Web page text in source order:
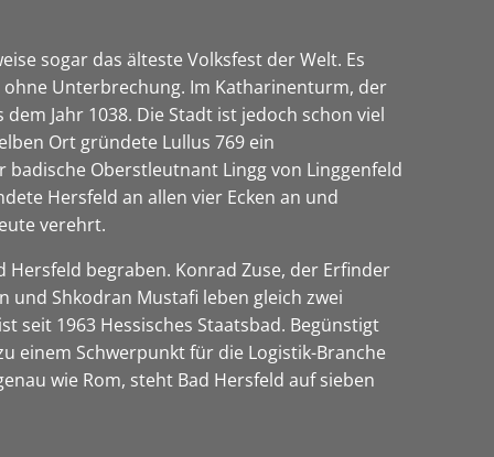
sogar das älteste Volksfest der Welt. Es
ohne Unterbrechung. Im Katharinenturm, der
Jahr 1038. Die Stadt ist jedoch schon viel
Ort gründete Lullus 769 ein
Oberstleutnant Lingg von Linggenfeld
Hersfeld an allen vier Ecken an und
verehrt.
begraben. Konrad Zuse, der Erfinder
und Shkodran Mustafi leben gleich zwei
seit 1963 Hessisches Staatsbad. Begünstigt
einem Schwerpunkt für die Logistik-Branche
wie Rom, steht Bad Hersfeld auf sieben